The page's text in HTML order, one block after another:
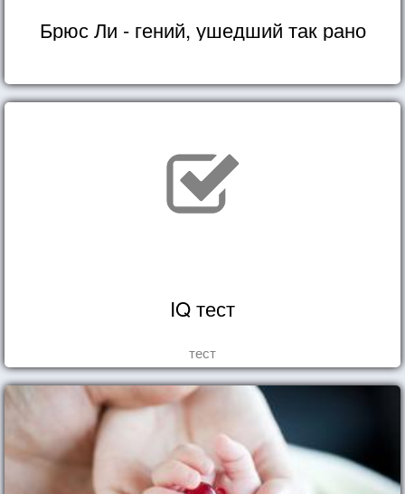
Брюс Ли - гений, ушедший так рано
IQ тест
тест